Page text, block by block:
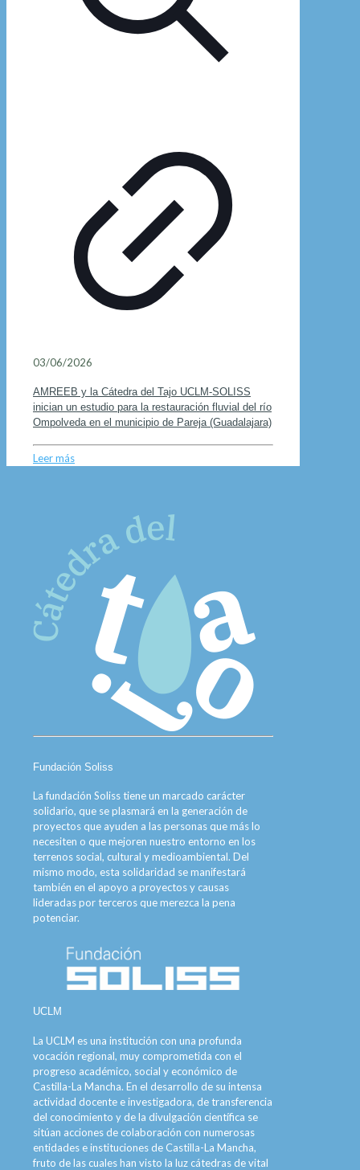
03/06/2026
AMREEB y la Cátedra del Tajo UCLM-SOLISS
inician un estudio para la restauración fluvial del río
Ompolveda en el municipio de Pareja (Guadalajara)
Leer más
Fundación Soliss
La fundación Soliss tiene un marcado carácter
solidario, que se plasmará en la generación de
proyectos que ayuden a las personas que más lo
necesiten o que mejoren nuestro entorno en los
terrenos social, cultural y medioambiental. Del
mismo modo, esta solidaridad se manifestará
también en el apoyo a proyectos y causas
lideradas por terceros que merezca la pena
potenciar.
UCLM
La UCLM es una institución con una profunda
vocación regional, muy comprometida con el
progreso académico, social y económico de
Castilla-La Mancha. En el desarrollo de su intensa
actividad docente e investigadora, de transferencia
del conocimiento y de la divulgación científica se
sitúan acciones de colaboración con numerosas
entidades e instituciones de Castilla-La Mancha,
fruto de las cuales han visto la luz cátedras de vital